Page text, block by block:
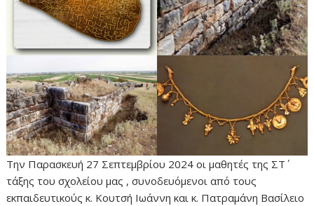
Την Παρασκευή 27 Σεπτεμβρίου 2024 οι μαθητές της ΣΤ΄
τάξης του σχολείου μας , συνοδευόμενοι από τους
εκπαιδευτικούς κ. Κουτσή Ιωάννη και κ. Πατραμάνη Βασίλειο